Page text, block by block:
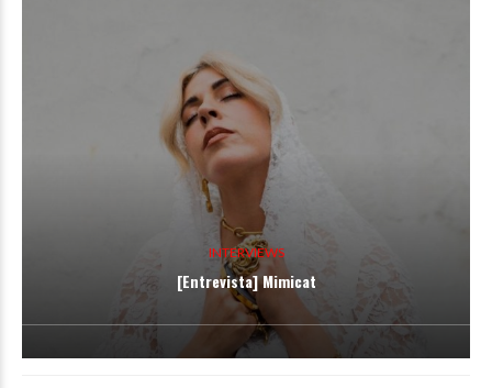
INTERVIEWS
[Entrevista] Mimicat